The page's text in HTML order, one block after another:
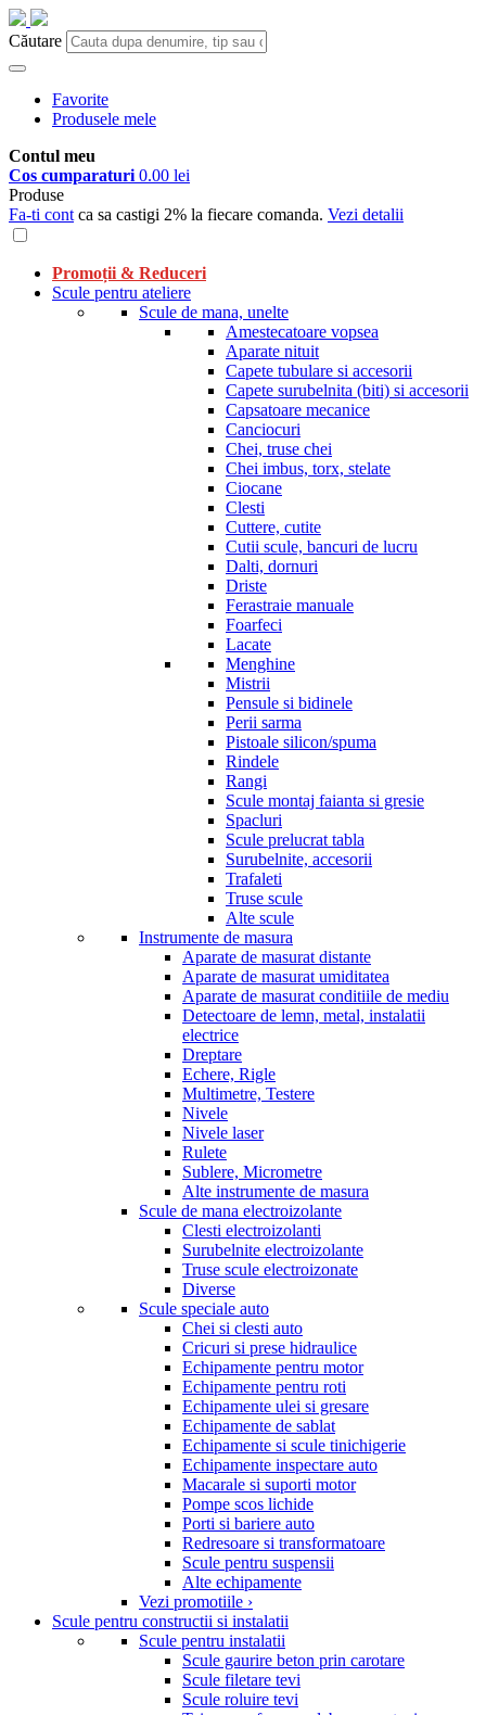
Căutare
Favorite
Produsele mele
Contul meu
Cos cumparaturi 0.00 lei
Produse
Fa-ti cont ca sa castigi 2% la fiecare comanda. Vezi detalii
Promoții & Reduceri
Scule pentru ateliere
Scule de mana, unelte
Amestecatoare vopsea
Aparate nituit
Capete tubulare si accesorii
Capete surubelnita (biti) si accesorii
Capsatoare mecanice
Canciocuri
Chei, truse chei
Chei imbus, torx, stelate
Ciocane
Clesti
Cuttere, cutite
Cutii scule, bancuri de lucru
Dalti, dornuri
Driste
Ferastraie manuale
Foarfeci
Lacate
Menghine
Mistrii
Pensule si bidinele
Perii sarma
Pistoale silicon/spuma
Rindele
Rangi
Scule montaj faianta si gresie
Spacluri
Scule prelucrat tabla
Surubelnite, accesorii
Trafaleti
Truse scule
Alte scule
Instrumente de masura
Aparate de masurat distante
Aparate de masurat umiditatea
Aparate de masurat conditiile de mediu
Detectoare de lemn, metal, instalatii
electrice
Dreptare
Echere, Rigle
Multimetre, Testere
Nivele
Nivele laser
Rulete
Sublere, Micrometre
Alte instrumente de masura
Scule de mana electroizolante
Clesti electroizolanti
Surubelnite electroizolante
Truse scule electroizonate
Diverse
Scule speciale auto
Chei si clesti auto
Cricuri si prese hidraulice
Echipamente pentru motor
Echipamente pentru roti
Echipamente ulei si gresare
Echipamente de sablat
Echipamente si scule tinichigerie
Echipamente inspectare auto
Macarale si suporti motor
Pompe scos lichide
Porti si bariere auto
Redresoare si transformatoare
Scule pentru suspensii
Alte echipamente
Vezi promotiile ›
Scule pentru constructii si instalatii
Scule pentru instalatii
Scule gaurire beton prin carotare
Scule filetare tevi
Scule roluire tevi